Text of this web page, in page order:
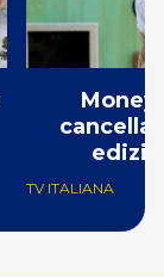
Money
TV ITALIANA